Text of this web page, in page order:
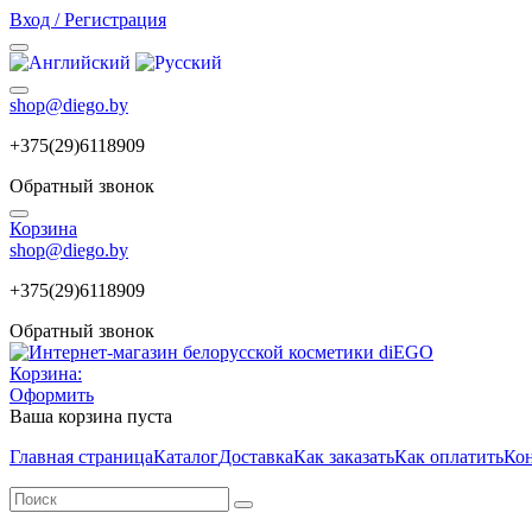
Вход / Регистрация
shop@diego.by
+375(29)6118909
Обратный звонок
Корзина
shop@diego.by
+375(29)6118909
Обратный звонок
Корзина:
Оформить
Ваша корзина пуста
Главная страницаКаталогДоставкаКак заказатьКак оплатить